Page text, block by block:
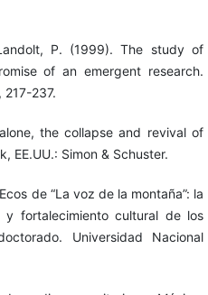
P. (1999). The study of
of an emergent research.
217-237.
the collapse and revival of
EE.UU.: Simon & Schuster.
de “La voz de la montaña”: la
fortalecimiento cultural de los
Universidad Nacional